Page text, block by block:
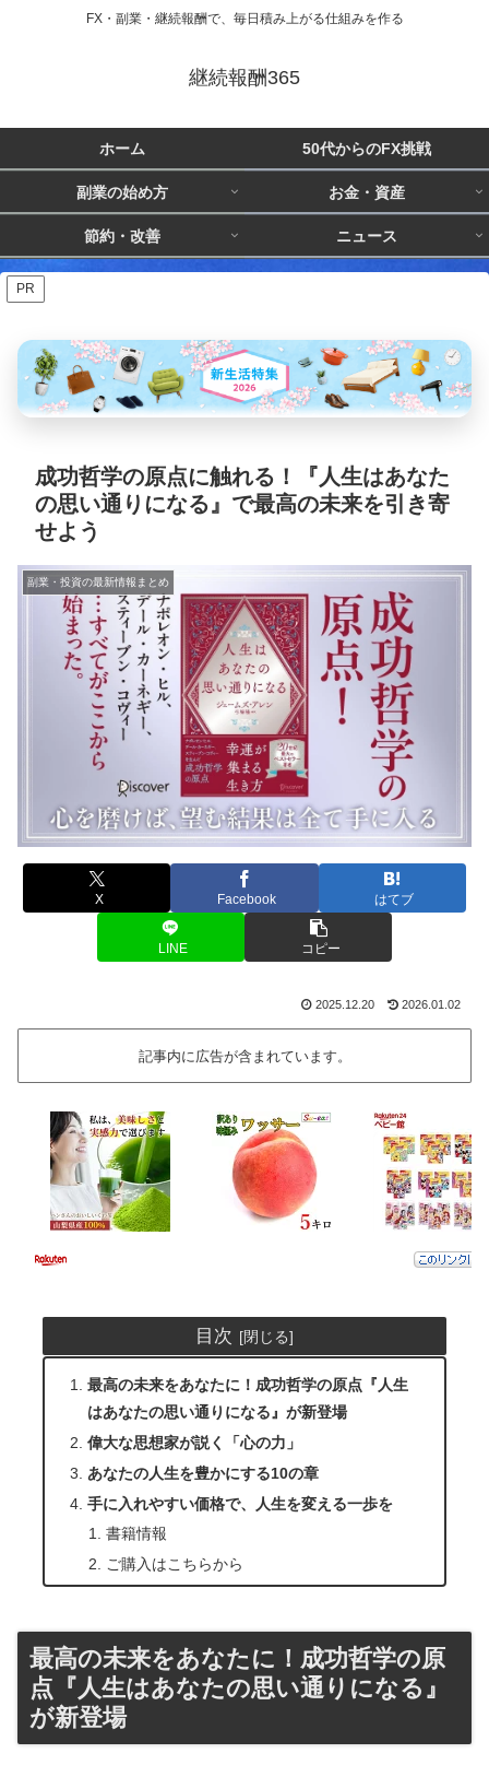
FX・副業・継続報酬で、毎日積み上がる仕組みを作る
継続報酬365
ホーム 50代からのFX挑戦
副業の始め方 お金・資産
節約・改善 ニュース
PR
成功哲学の原点に触れる！『人生はあなた
の思い通りになる』で最高の未来を引き寄
せよう
副業・投資の最新情報まとめ
X Facebook はてブ
LINE コピー
2025.12.20 2026.01.02
記事内に広告が含まれています。
目次
最高の未来をあなたに！成功哲学の原点『人生
はあなたの思い通りになる』が新登場
偉大な思想家が説く「心の力」
あなたの人生を豊かにする10の章
手に入れやすい価格で、人生を変える一歩を
書籍情報
ご購入はこちらから
最高の未来をあなたに！成功哲学の原
点『人生はあなたの思い通りになる』
が新登場